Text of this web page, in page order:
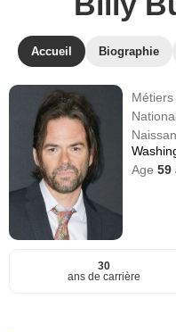
Accueil Biographie
Age59
30
ans de carrière